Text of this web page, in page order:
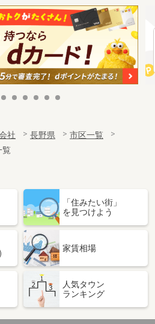
社 長野県
市区一覧
覧
「住みたい街」
を見つけよう
家賃相場
人気タウン
ランキング